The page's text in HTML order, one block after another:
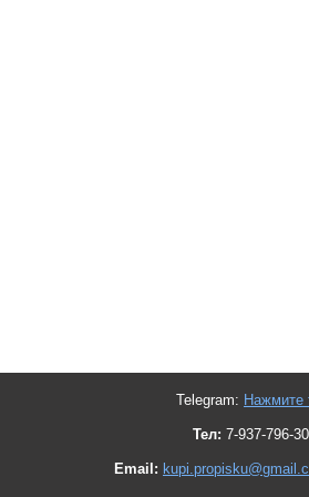
Telegram: Нажмите
Тел: 7-937-796-
Email: